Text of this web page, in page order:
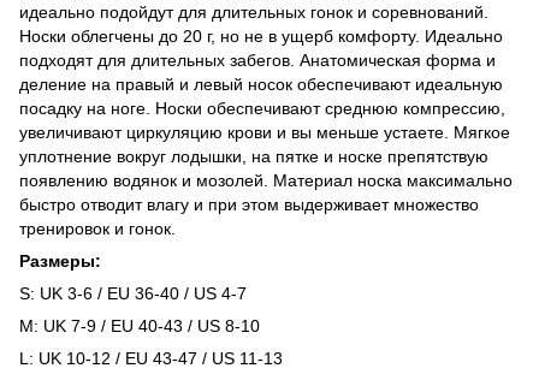
идеально подойдут для длительных гонок и соревнований.
Носки облегчены до 20 г, но не в ущерб комфорту. Идеально
подходят для длительных забегов. Анатомическая форма и
деление на правый и левый носок обеспечивают идеальную
посадку на ноге. Носки обеспечивают среднюю компрессию,
увеличивают циркуляцию крови и вы меньше устаете. Мягкое
уплотнение вокруг лодышки, на пятке и носке препятствую
появлению водянок и мозолей. Материал носка максимально
быстро отводит влагу и при этом выдерживает множество
тренировок и гонок.
Размеры:
S: UK 3-6 / EU 36-40 / US 4-7
M: UK 7-9 / EU 40-43 / US 8-10
L: UK 10-12 / EU 43-47 / US 11-13